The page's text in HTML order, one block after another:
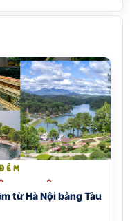
từ Hà Nội bằng Tàu